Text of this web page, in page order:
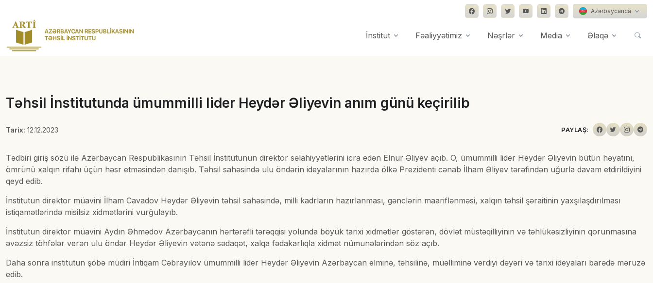
Azərbaycanca
İnstitut Fəaliyyətimiz Nəşrlər Media Əlaqə
Təhsil İnstitutunda ümummilli lider Heydər Əliyevin anım günü keçirilib
Tarix: 12.12.2023 PAYLAŞ:
Tədbiri giriş sözü ilə Azərbaycan Respublikasının Təhsil İnstitutunun direktor səlahiyyətlərini icra edən Elnur Əliyev açıb. O, ümummilli lider Heydər Əliyevin bütün həyatını,
ömrünü xalqın rifahı üçün həsr etməsindən danışıb. Təhsil sahəsində ulu öndərin ideyalarının hazırda ölkə Prezidenti cənab İlham Əliyev tərəfindən uğurla davam etdirildiyini
qeyd edib.
İnstitutun direktor müavini İlham Cavadov Heydər Əliyevin təhsil sahəsində, milli kadrların hazırlanması, gənclərin maariflənməsi, xalqın təhsil şəraitinin yaxşılaşdırılması
istiqamətlərində misilsiz xidmətlərini vurğulayıb.
İnstitutun direktor müavini Aydın Əhmədov Azərbaycanın hərtərəfli tərəqqisi yolunda böyük tarixi xidmətlər göstərən, dövlət müstəqilliyinin və təhlükəsizliyinin qorunmasına
əvəzsiz töhfələr verən ulu öndər Heydər Əliyevin vətənə sədaqət, xalqa fədakarlıqla xidmət nümunələrindən söz açıb.
Daha sonra institutun şöbə müdiri İntiqam Cəbrayılov ümummilli lider Heydər Əliyevin Azərbaycan elminə, təhsilinə, müəlliminə verdiyi dəyəri və tarixi ideyaları barədə məruzə
edib.